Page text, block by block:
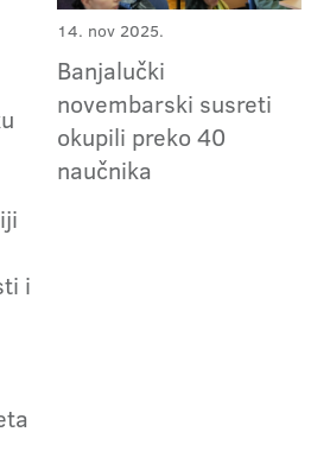
i
14. nov 2025.
Banjalučki
novembarski susreti
okupili preko 40
naučnika